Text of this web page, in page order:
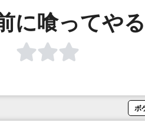
に喰ってやる
ボ